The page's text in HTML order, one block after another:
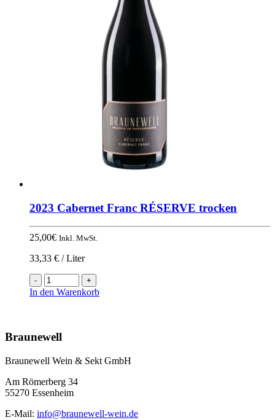
2023 Cabernet Franc RÉSERVE trocken
25,00€ Inkl. MwSt.
33,33 € / Liter
2023
Cabernet
Menge
In den Warenkorb
oben
Braunewell
Braunewell Wein & Sekt GmbH
Am Römerberg 34
55270 Essenheim
E-Mail: info@braunewell-wein.de